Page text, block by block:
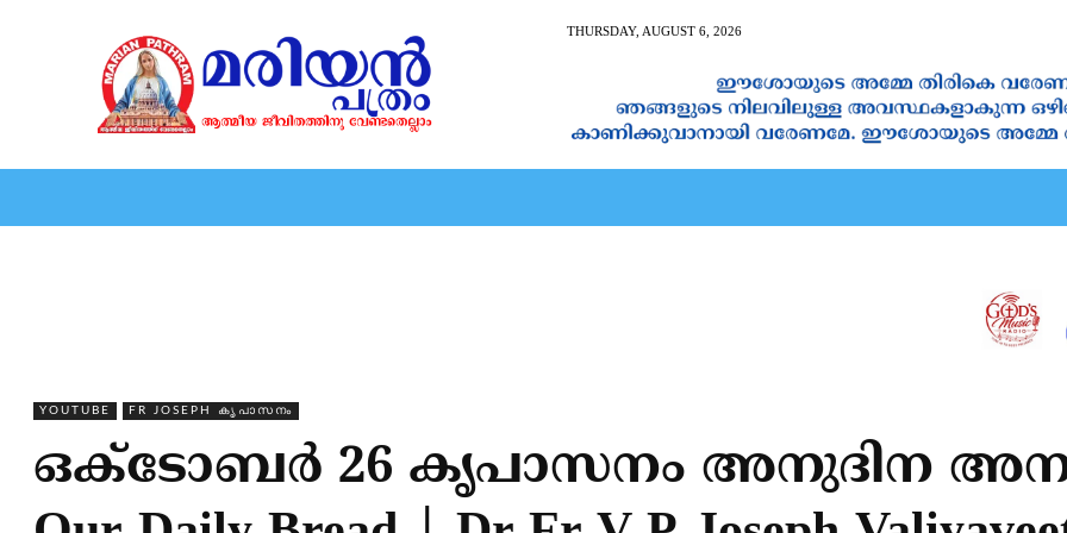
THURSDAY, AUGUST 6, 2026
YOUTUBE FR JOSEPH കൃപാസനം
ഒക്ടോബർ 26 കൃപാസനം അനുദിന